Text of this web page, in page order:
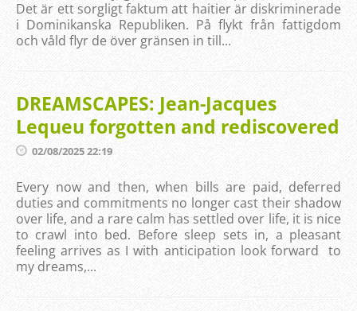
Det är ett sorgligt faktum att haitier är diskriminerade
i Dominikanska Republiken. På flykt från fattigdom
och våld flyr de över gränsen in till...
DREAMSCAPES: Jean-Jacques
Lequeu forgotten and rediscovered
02/08/2025 22:19
Every now and then, when bills are paid, deferred
duties and commitments no longer cast their shadow
over life, and a rare calm has settled over life, it is nice
to crawl into bed. Before sleep sets in, a pleasant
feeling arrives as I with anticipation look forward to
my dreams,...